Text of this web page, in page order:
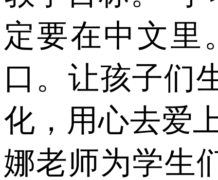
定要在中文里
口。让孩子们
化，用心去爱
娜老师为学生